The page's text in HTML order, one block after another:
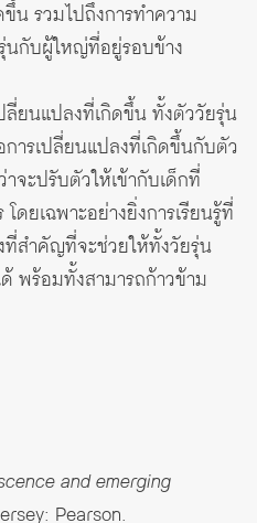
ขึ้น รวมไปถึงการทำความ
นกับผู้ใหญ่ที่อยู่รอบข้าง
ลี่ยนแปลงที่เกิดขึ้น ทั้งตัววัยรุ่น
ารเปลี่ยนแปลงที่เกิดขึ้นกับตัว
จะปรับตัวให้เข้ากับเด็กที่
ดยเฉพาะอย่างยิ่งการเรียนรู้ที่
สำคัญที่จะช่วยให้ทั้งวัยรุ่น
พร้อมทั้งสามารถก้าวข้าม
and emerging
Pearson.